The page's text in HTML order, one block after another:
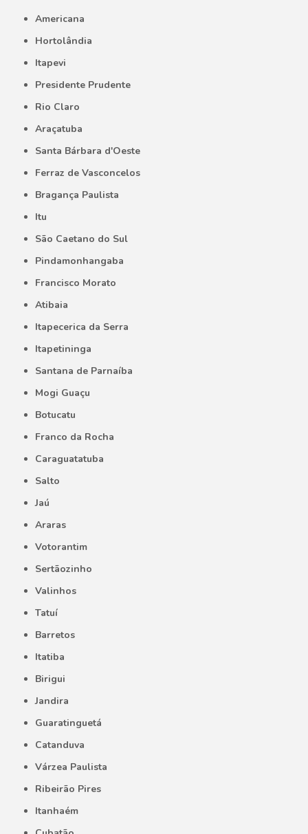
Americana
Hortolândia
Itapevi
Presidente Prudente
Rio Claro
Araçatuba
Santa Bárbara d'Oeste
Ferraz de Vasconcelos
Bragança Paulista
Itu
São Caetano do Sul
Pindamonhangaba
Francisco Morato
Atibaia
Itapecerica da Serra
Itapetininga
Santana de Parnaíba
Mogi Guaçu
Botucatu
Franco da Rocha
Caraguatatuba
Salto
Jaú
Araras
Votorantim
Sertãozinho
Valinhos
Tatuí
Barretos
Itatiba
Birigui
Jandira
Guaratinguetá
Catanduva
Várzea Paulista
Ribeirão Pires
Itanhaém